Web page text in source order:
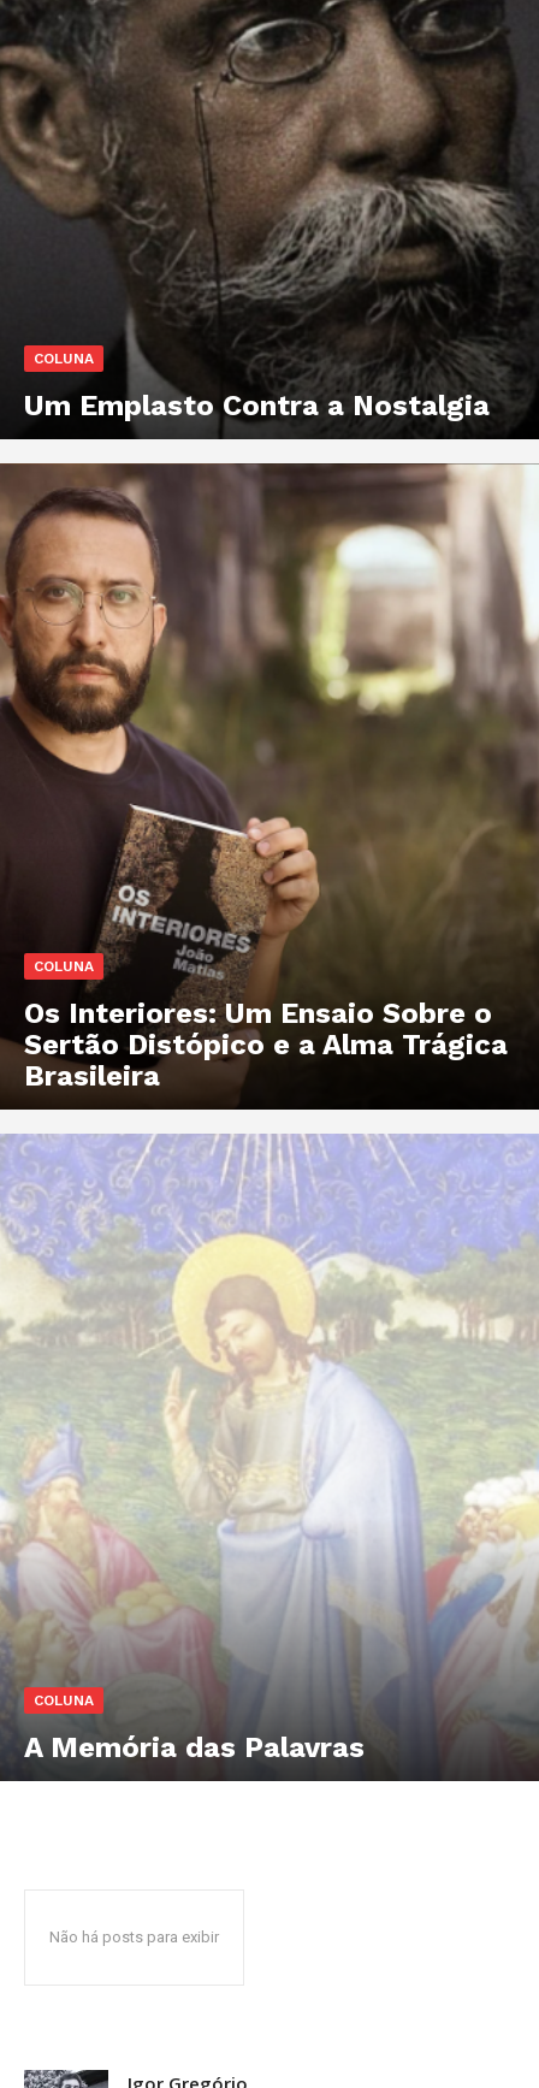
COLUNA
Um Emplasto Contra a Nostalgia
COLUNA
Os Interiores: Um Ensaio Sobre o
Sertão Distópico e a Alma Trágica
Brasileira
COLUNA
A Memória das Palavras
Não há posts para exibir
Igor Gregório